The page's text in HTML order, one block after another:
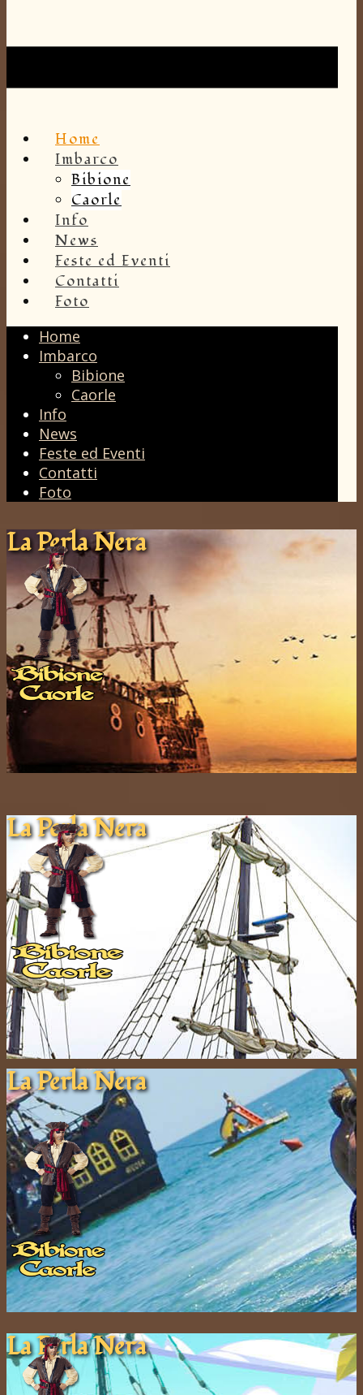
Home
Imbarco
Bibione
Caorle
Info
News
Feste ed Eventi
Contatti
Foto
Home
Imbarco
Bibione
Caorle
Info
News
Feste ed Eventi
Contatti
Foto
La Pe​rla ​Nera
La Pe​rla ​Nera
La Pe​rla ​Nera
La Pe​rla ​Nera